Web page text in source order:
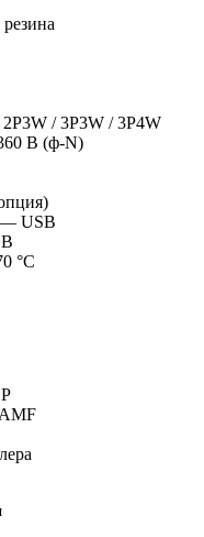
/ 3P3W / 3P4W
В (ф-N)
— USB
°C